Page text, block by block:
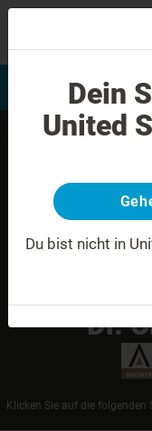
Bewertung Ihres
Dr.
Klicken Sie auf die
Dein
United
Du bist nicht in